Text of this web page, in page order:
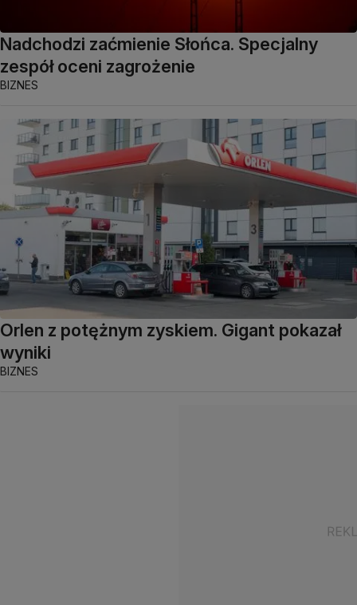
Nadchodzi zaćmienie Słońca. Specjalny
zespół oceni zagrożenie
BIZNES
Orlen z potężnym zyskiem. Gigant pokazał
wyniki
BIZNES